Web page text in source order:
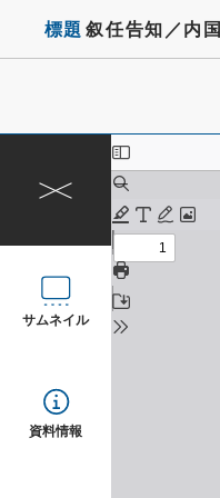
標題 叙任告知／内
サムネイル
資料情報